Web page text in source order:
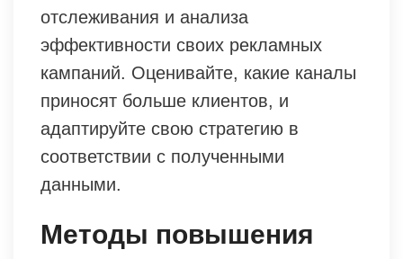
отслеживания и анализа
эффективности своих рекламных
кампаний. Оценивайте, какие каналы
приносят больше клиентов, и
адаптируйте свою стратегию в
соответствии с полученными
данными.
Методы повышения